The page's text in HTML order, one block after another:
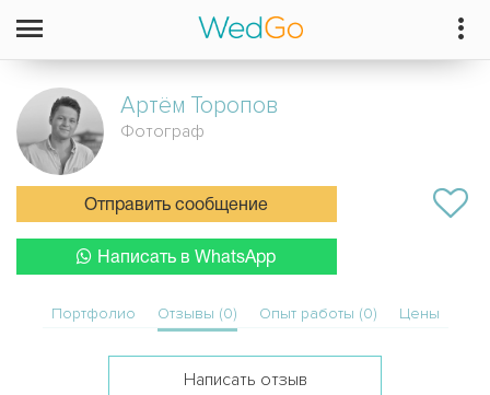
Артём Торопов
Фотограф
Отправить сообщение
Написать в WhatsApp
Портфолио Отзывы (0) Опыт работы (0) Цены
Написать отзыв